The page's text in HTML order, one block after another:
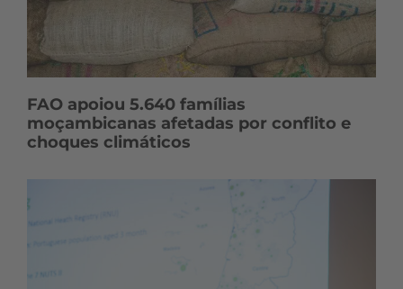
FAO apoiou 5.640 famílias
moçambicanas afetadas por conflito e
choques climáticos